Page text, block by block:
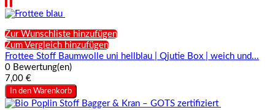
Zur Wunschliste hinzufügen
Zum Vergleich hinzufügen
Frottee Stoff Baumwolle uni hellblau | Qjutie Box | weich und...
0 Bewertung(en)
7,00 €
In den Warenkorb